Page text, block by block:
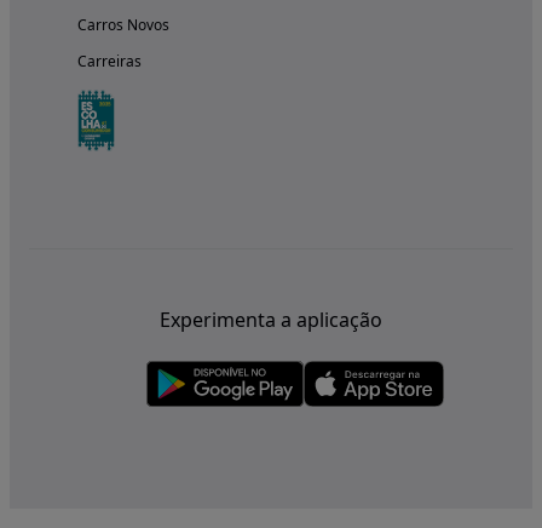
Carros Novos
Carreiras
Experimenta a aplicação